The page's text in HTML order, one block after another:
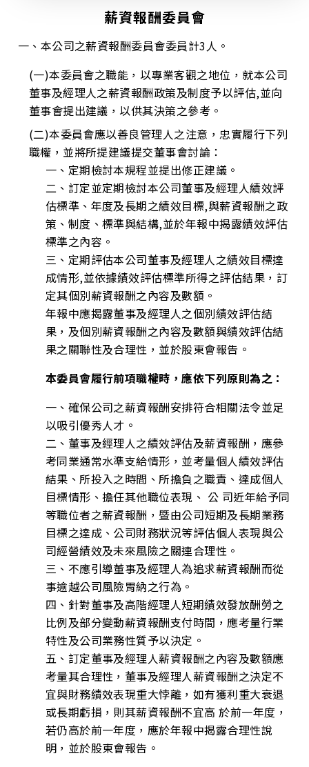
薪資報酬委員會
一、本公司之薪資報酬委員會委員計3人。
(一)本委員會之職能，以專業客觀之地位，就本公司
董事及經理人之薪資報酬政策及制度予以評估,並向
董事會提出建議，以供其決策之參考。
(二)本委員會應以善良管理人之注意，忠實履行下列
職權，並將所提建議提交董事會討論：
一、定期檢討本規程並提出修正建議。
二、訂定並定期檢討本公司董事及經理人績效評
估標準、年度及長期之績效目標,與薪資報酬之政
策、制度、標準與結構,並於年報中揭露績效評估
標準之內容。
三、定期評估本公司董事及經理人之績效目標達
成情形,並依據績效評估標準所得之評估結果，訂
定其個別薪資報酬之內容及數額。
年報中應揭露董事及經理人之個別績效評估結
果，及個別薪資報酬之內容及數額與績效評估結
果之關聯性及合理性，並於股東會報告。
本委員會履行前項職權時，應依下列原則為之：
一、確保公司之薪資報酬安排符合相關法令並足
以吸引優秀人才。
二、董事及經理人之績效評估及薪資報酬，應參
考同業通常水準支給情形，並考量個人績效評估
結果、所投入之時間、所擔負之職責、達成個人
目標情形、擔任其他職位表現、 公 司近年給予同
等職位者之薪資報酬，暨由公司短期及長期業務
目標之達成、公司財務狀況等評估個人表現與公
司經營績效及未來風險之關連合理性。
三、不應引導董事及經理人為追求薪資報酬而從
事逾越公司風險胃納之行為。
四、針對董事及高階經理人短期績效發放酬勞之
比例及部分變動薪資報酬支付時間，應考量行業
特性及公司業務性質予以決定。
五、訂定董事及經理人薪資報酬之內容及數額應
考量其合理性，董事及經理人薪資報酬之決定不
宜與財務績效表現重大悖離，如有獲利重大衰退
或長期虧損，則其薪資報酬不宜高 於前一年度，
若仍高於前一年度，應於年報中揭露合理性說
明，並於股東會報告。